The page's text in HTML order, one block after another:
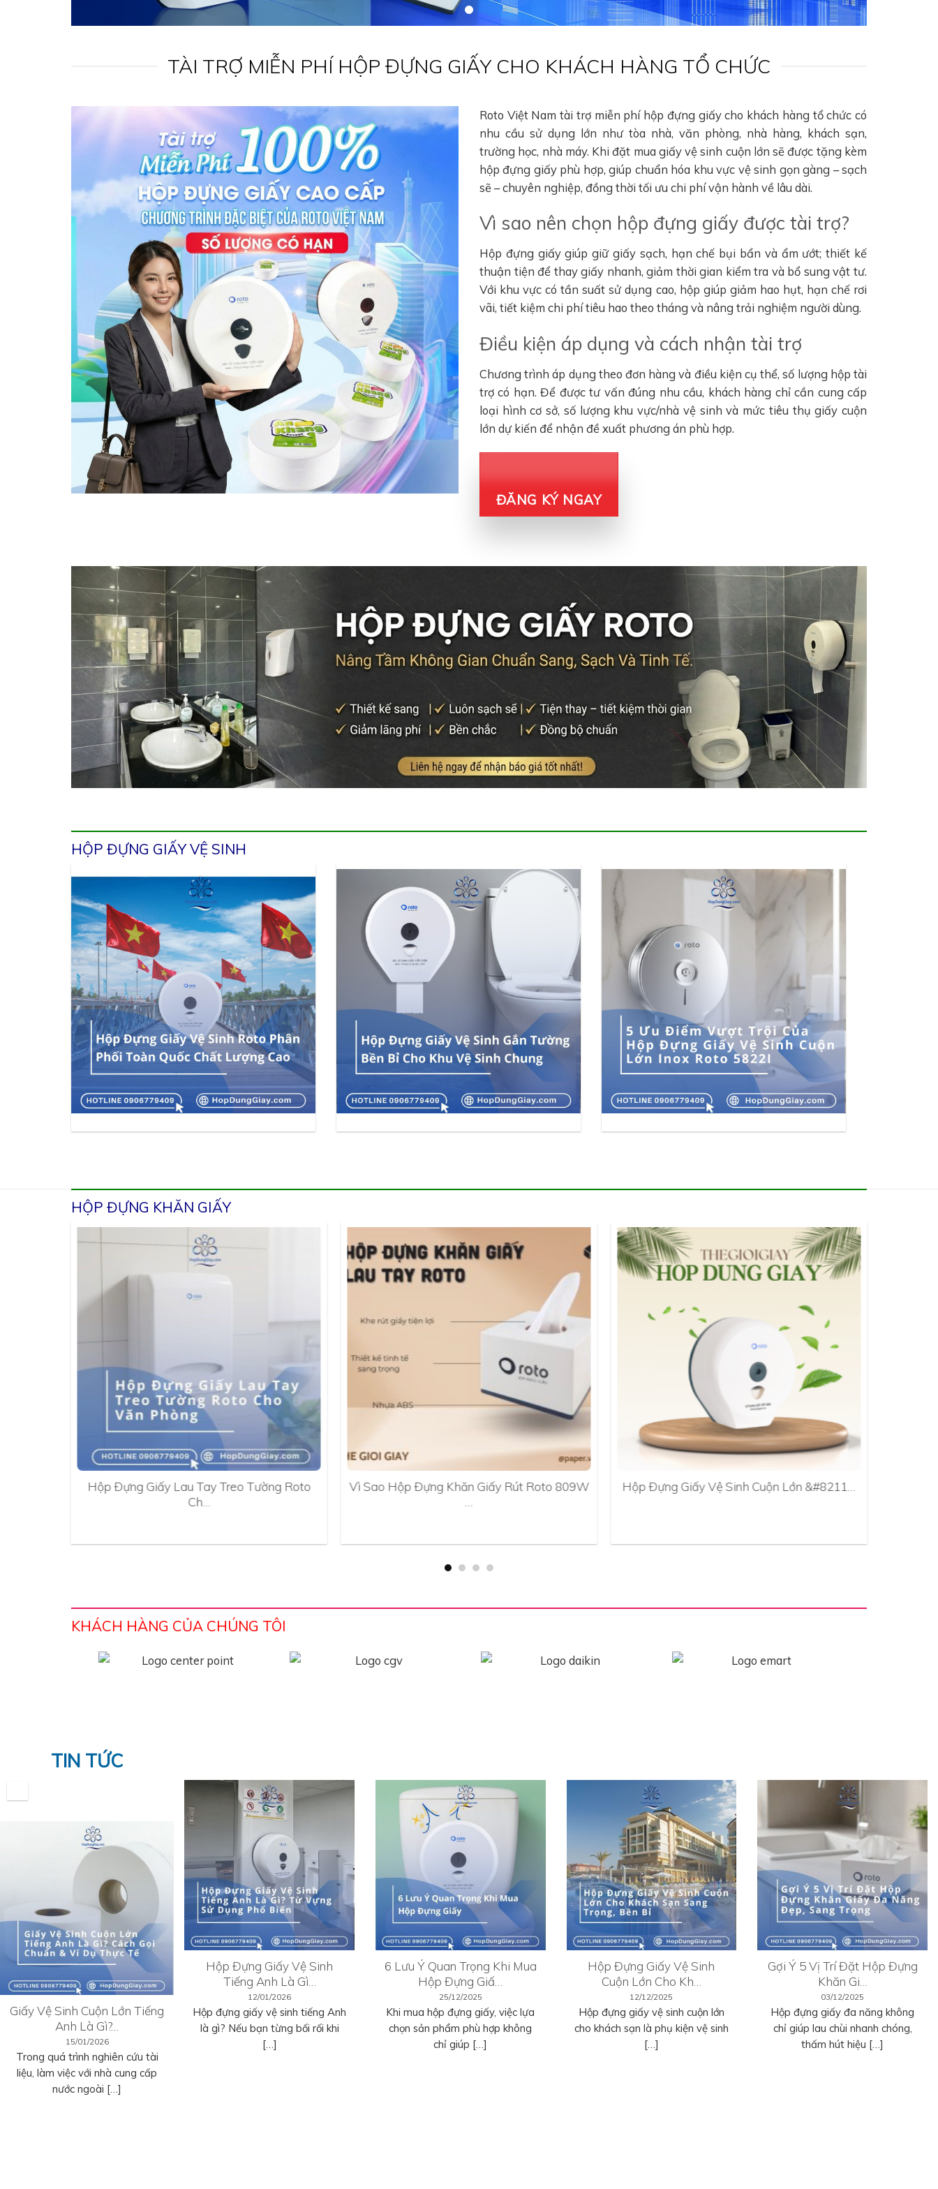
TÀI TRỢ MIỄN PHÍ HỘP ĐỰNG GIẤY CHO KHÁCH HÀNG TỔ CHỨC
Roto Việt Nam tài trợ miễn phí hộp đựng giấy cho khách hàng tổ chức có
nhu cầu sử dụng lớn như tòa nhà, văn phòng, nhà hàng, khách sạn,
trường học, nhà máy. Khi đặt mua giấy vệ sinh cuộn lớn sẽ được tặng kèm
hộp đựng giấy phù hợp, giúp chuẩn hóa khu vực vệ sinh gọn gàng – sạch
sẽ – chuyên nghiệp, đồng thời tối ưu chi phí vận hành về lâu dài.
Vì sao nên chọn hộp đựng giấy được tài trợ?
Hộp đựng giấy giúp giữ giấy sạch, hạn chế bụi bẩn và ẩm ướt; thiết kế
thuận tiện để thay giấy nhanh, giảm thời gian kiểm tra và bổ sung vật tư.
Với khu vực có tần suất sử dụng cao, hộp giúp giảm hao hụt, hạn chế rơi
vãi, tiết kiệm chi phí tiêu hao theo tháng và nâng trải nghiệm người dùng.
Điều kiện áp dụng và cách nhận tài trợ
Chương trình áp dụng theo đơn hàng và điều kiện cụ thể, số lượng hộp tài
trợ có hạn. Để được tư vấn đúng nhu cầu, khách hàng chỉ cần cung cấp
loại hình cơ sở, số lượng khu vực/nhà vệ sinh và mức tiêu thụ giấy cuộn
lớn dự kiến để nhận đề xuất phương án phù hợp.
ĐĂNG KÝ NGAY
HỘP ĐỰNG GIẤY VỆ SINH
HỘP ĐỰNG KHĂN GIẤY
Hộp Đựng Giấy Lau Tay Treo Tường Roto
Ch…
Vì Sao Hộp Đựng Khăn Giấy Rút Roto 809W
Hộp Đựng Giấy Vệ Sinh Cuộn Lớn &#8211…
KHÁCH HÀNG CỦA CHÚNG TÔI
TIN TỨC
Giấy Vệ Sinh Cuộn Lớn Tiếng
Anh Là Gì?…
15/01/2026
Trong quá trình nghiên cứu tài
liệu, làm việc với nhà cung cấp
nước ngoài […]
Hộp Đựng Giấy Vệ Sinh
Tiếng Anh Là Gì…
12/01/2026
Hộp đựng giấy vệ sinh tiếng Anh
là gì? Nếu bạn từng bối rối khi
[…]
6 Lưu Ý Quan Trọng Khi Mua
Hộp Đựng Giấ…
25/12/2025
Khi mua hộp đựng giấy, việc lựa
chọn sản phẩm phù hợp không
chỉ giúp […]
Hộp Đựng Giấy Vệ Sinh
Cuộn Lớn Cho Kh…
12/12/2025
Hộp đựng giấy vệ sinh cuộn lớn
cho khách sạn là phụ kiện vệ sinh
[…]
Gợi Ý 5 Vị Trí Đặt Hộp Đựng
Khăn Gi…
03/12/2025
Hộp đựng giấy đa năng không
chỉ giúp lau chùi nhanh chóng,
thấm hút hiệu […]